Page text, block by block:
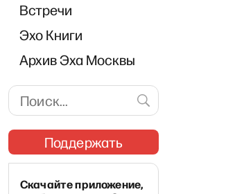
Встречи
Эхо Книги
Архив Эха Москвы
Поддержать
Скачайте приложение,